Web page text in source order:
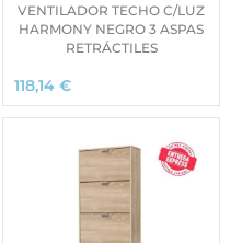
VENTILADOR TECHO C/LUZ
HARMONY NEGRO 3 ASPAS
RETRÁCTILES
118,14 €